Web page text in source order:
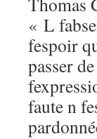
« L
fespoir
passer
faute n